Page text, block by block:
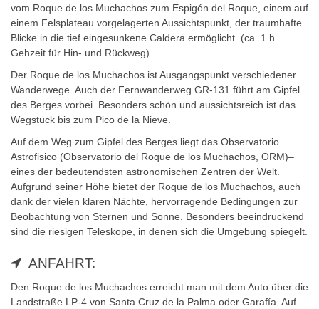
vom Roque de los Muchachos zum Espigón del Roque, einem auf
einem Felsplateau vorgelagerten Aussichtspunkt, der traumhafte
Blicke in die tief eingesunkene Caldera ermöglicht. (ca. 1 h
Gehzeit für Hin- und Rückweg)
Der Roque de los Muchachos ist Ausgangspunkt verschiedener
Wanderwege. Auch der Fernwanderweg GR-131 führt am Gipfel
des Berges vorbei. Besonders schön und aussichtsreich ist das
Wegstück bis zum Pico de la Nieve.
Auf dem Weg zum Gipfel des Berges liegt das Observatorio
Astrofisico (Observatorio del Roque de los Muchachos, ORM)–
eines der bedeutendsten astronomischen Zentren der Welt.
Aufgrund seiner Höhe bietet der Roque de los Muchachos, auch
dank der vielen klaren Nächte, hervorragende Bedingungen zur
Beobachtung von Sternen und Sonne. Besonders beeindruckend
sind die riesigen Teleskope, in denen sich die Umgebung spiegelt.
ANFAHRT:
Den Roque de los Muchachos erreicht man mit dem Auto über die
Landstraße LP-4 von Santa Cruz de la Palma oder Garafía. Auf